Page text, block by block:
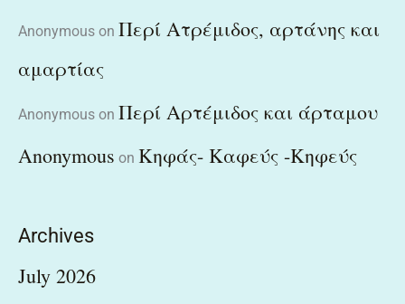
Anonymous on Περί Ατρέμιδος, αρτάνης και
αμαρτίας
Anonymous on Περί Αρτέμιδος και άρταμου
Anonymous on Κηφάς- Καφεύς -Κηφεύς
Archives
July 2026